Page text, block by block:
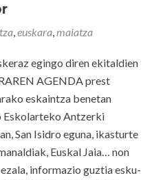
,euskara,maiatza
egingo diren ekitaldien
AGENDA prest
eskaintza benetan
Eskolarteko Antzerki
San Isidro eguna, ikasturte
Euskal Jaia… non
informazio guztia esku-